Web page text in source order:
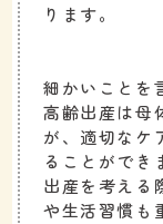
ります。
細かいことを
高齢出産は母
が、適切なケ
ることができ
出産を考える
や生活習慣も